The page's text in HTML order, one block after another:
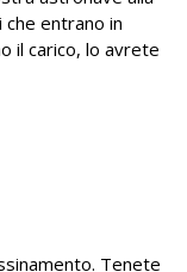
entrano in
il carico, lo avrete
Tenete